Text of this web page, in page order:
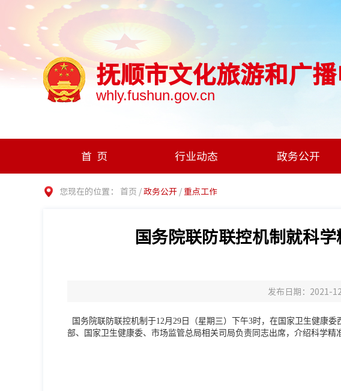
抚顺市文化旅游和广
whly.fushun.gov.cn
首页 行业动态 政务公开
您现在的位置： 首页 /政务公开 / 重点工作
国务院联防联控机制就科
发布日期：2021-
国务院联防联控机制于12月29日（星期三）下午3时，在国家卫生健康
部、国家卫生健康委、市场监管总局相关司局负责同志出席，介绍科学精